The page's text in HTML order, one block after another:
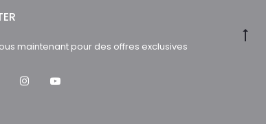
maintenant pour des offres exclusives